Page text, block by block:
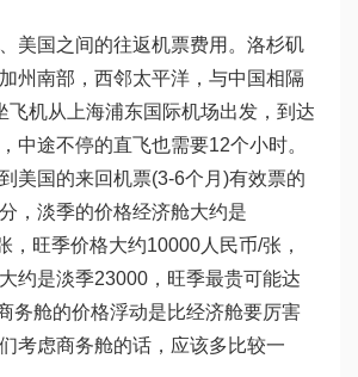
美国之间的往返机票费用。洛杉矶
州南部，西邻太平洋，与中国相隔
飞机从上海浦东国际机场出发，到达
中途不停的直飞也需要12个小时。
美国的来回机票(3-6个月)有效票的
，淡季的价格经济舱大约是
，旺季价格大约10000人民币/张，
约是淡季23000，旺季最贵可能达
务舱的价格浮动是比经济舱要厉害
考虑商务舱的话，应该多比较一